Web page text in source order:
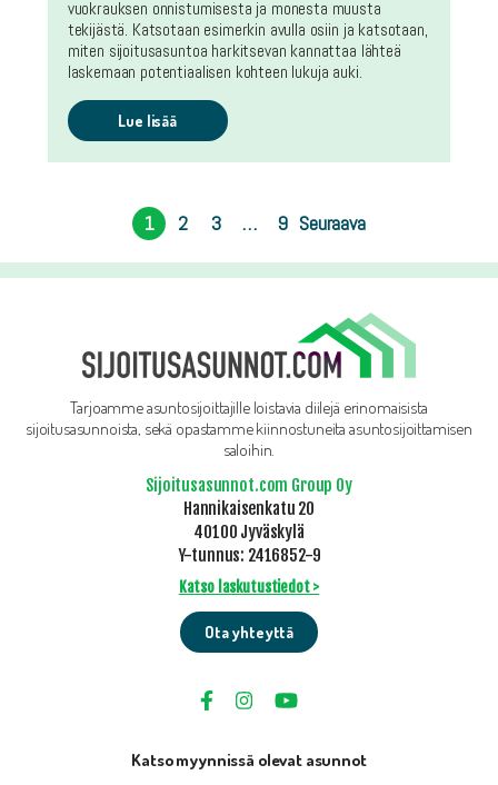
vuokrauksen onnistumisesta ja monesta muusta
tekijästä. Katsotaan esimerkin avulla osiin ja katsotaan,
miten sijoitusasuntoa harkitsevan kannattaa lähteä
laskemaan potentiaalisen kohteen lukuja auki.
Lue lisää
1 2 3 … 9 Seuraava
Tarjoamme asuntosijoittajille loistavia diilejä erinomaisista
sijoitusasunnoista, sekä opastamme kiinnostuneita asuntosijoittamisen
saloihin.
Sijoitusasunnot.com Group Oy
Hannikaisenkatu 20
40100 Jyväskylä
Y-tunnus: 2416852-9
Katso laskutustiedot >
Ota yhteyttä
Katso myynnissä olevat asunnot